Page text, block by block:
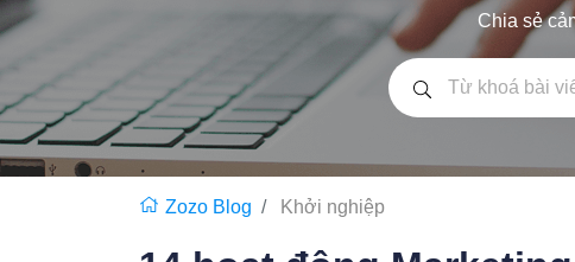
Chia sẻ
Zozo Blog Khởi nghiệp